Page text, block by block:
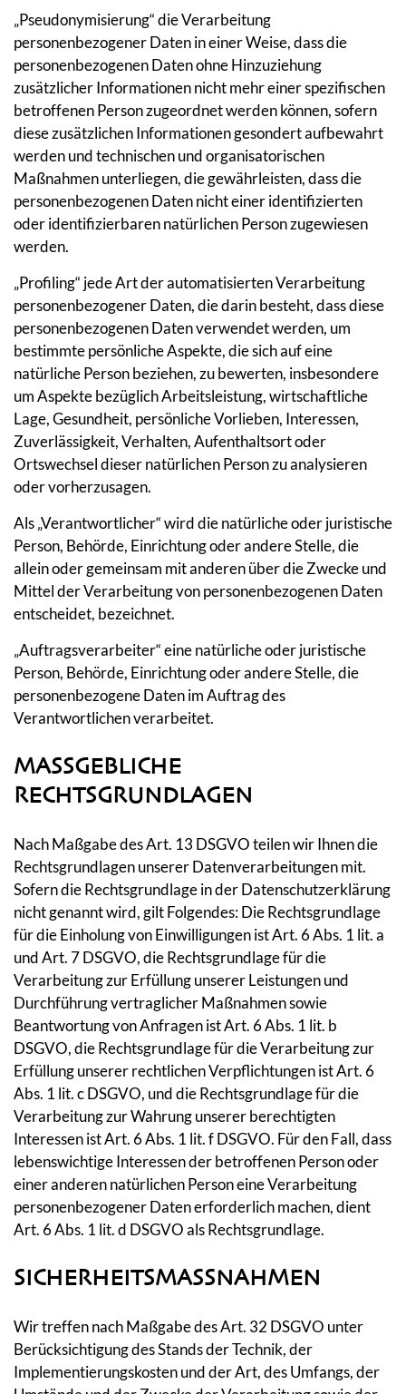
„Pseudonymisierung“ die Verarbeitung
personenbezogener Daten in einer Weise, dass die
personenbezogenen Daten ohne Hinzuziehung
zusätzlicher Informationen nicht mehr einer spezifischen
betroffenen Person zugeordnet werden können, sofern
diese zusätzlichen Informationen gesondert aufbewahrt
werden und technischen und organisatorischen
Maßnahmen unterliegen, die gewährleisten, dass die
personenbezogenen Daten nicht einer identifizierten
oder identifizierbaren natürlichen Person zugewiesen
werden.
„Profiling“ jede Art der automatisierten Verarbeitung
personenbezogener Daten, die darin besteht, dass diese
personenbezogenen Daten verwendet werden, um
bestimmte persönliche Aspekte, die sich auf eine
natürliche Person beziehen, zu bewerten, insbesondere
um Aspekte bezüglich Arbeitsleistung, wirtschaftliche
Lage, Gesundheit, persönliche Vorlieben, Interessen,
Zuverlässigkeit, Verhalten, Aufenthaltsort oder
Ortswechsel dieser natürlichen Person zu analysieren
oder vorherzusagen.
Als „Verantwortlicher“ wird die natürliche oder juristische
Person, Behörde, Einrichtung oder andere Stelle, die
allein oder gemeinsam mit anderen über die Zwecke und
Mittel der Verarbeitung von personenbezogenen Daten
entscheidet, bezeichnet.
„Auftragsverarbeiter“ eine natürliche oder juristische
Person, Behörde, Einrichtung oder andere Stelle, die
personenbezogene Daten im Auftrag des
Verantwortlichen verarbeitet.
MASSGEBLICHE R
ECHTSGRUNDLAGEN
Nach Maßgabe des Art. 13 DSGVO teilen wir Ihnen die
Rechtsgrundlagen unserer Datenverarbeitungen mit.
Sofern die Rechtsgrundlage in der Datenschutzerklärung
nicht genannt wird, gilt Folgendes: Die Rechtsgrundlage
für die Einholung von Einwilligungen ist Art. 6 Abs. 1 lit. a
und Art. 7 DSGVO, die Rechtsgrundlage für die
Verarbeitung zur Erfüllung unserer Leistungen und
Durchführung vertraglicher Maßnahmen sowie
Beantwortung von Anfragen ist Art. 6 Abs. 1 lit. b
DSGVO, die Rechtsgrundlage für die Verarbeitung zur
Erfüllung unserer rechtlichen Verpflichtungen ist Art. 6
Abs. 1 lit. c DSGVO, und die Rechtsgrundlage für die
Verarbeitung zur Wahrung unserer berechtigten
Interessen ist Art. 6 Abs. 1 lit. f DSGVO. Für den Fall, dass
lebenswichtige Interessen der betroffenen Person oder
einer anderen natürlichen Person eine Verarbeitung
personenbezogener Daten erforderlich machen, dient
Art. 6 Abs. 1 lit. d DSGVO als Rechtsgrundlage.
SICHERHEITSMASSNAHMEN
Wir treffen nach Maßgabe des Art. 32 DSGVO unter
Berücksichtigung des Stands der Technik, der
Implementierungskosten und der Art, des Umfangs, der